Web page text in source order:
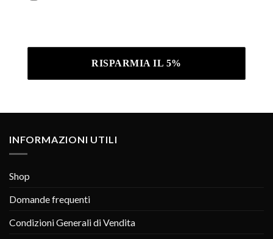
INFORMAZIONI UTILI
Shop
Domande frequenti
Condizioni Generali di Vendita